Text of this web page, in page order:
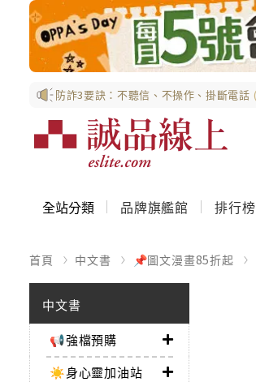
防詐3要訣：不聽信、不操作、掛斷電話
全站分類 品牌旗艦館 排行榜
首頁 中文書 📌圖文漫畫85折起
中文書
📢強檔預購
☀️身心靈加油站